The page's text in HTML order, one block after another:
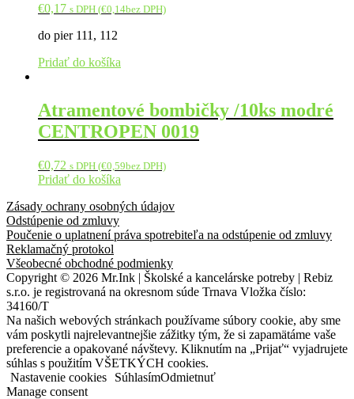
€0,17 s DPH (€0,14bez DPH)
do pier 111, 112
Pridať do košíka
Atramentové bombičky /10ks modré
CENTROPEN 0019
€0,72 s DPH (€0,59bez DPH)
Pridať do košíka
Zásady ochrany osobných údajov
Odstúpenie od zmluvy
Poučenie o uplatnení práva spotrebiteľa na odstúpenie od zmluvy
Reklamačný protokol
Všeobecné obchodné podmienky
Copyright © 2026 Mr.Ink | Školské a kancelárske potreby | Rebiz
s.r.o. je registrovaná na okresnom súde Trnava Vložka číslo:
34160/T
Na našich webových stránkach používame súbory cookie, aby sme
vám poskytli najrelevantnejšie zážitky tým, že si zapamätáme vaše
preferencie a opakované návštevy. Kliknutím na „Prijať“ vyjadrujete
súhlas s použitím VŠETKÝCH cookies.
Nastavenie cookies
SúhlasímOdmietnuť
Manage consent